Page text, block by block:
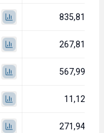
835,81 mi
267,81 mi
567,99 mi
11,12 mi
271,94 mi